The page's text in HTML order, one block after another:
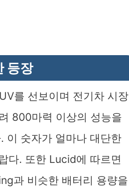
등장
를 선보이며 전기차 시장
800마력 이상의 성능을
이 숫자가 얼마나 대단한
다. 또한 Lucid에 따르면
과 비슷한 배터리 용량을